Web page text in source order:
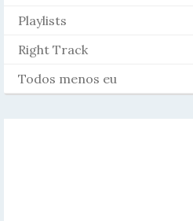
Playlists
Right Track
Todos menos eu